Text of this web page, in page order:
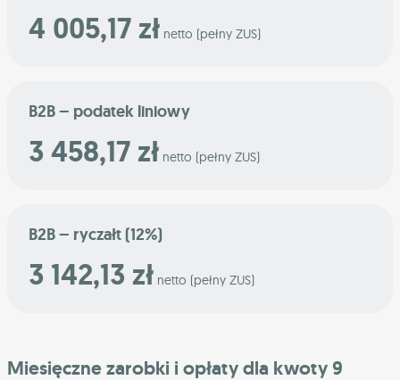
4 005,17 zł netto (pełny ZUS)
B2B – podatek liniowy
3 458,17 zł netto (pełny ZUS)
B2B – ryczałt (12%)
3 142,13 zł netto (pełny ZUS)
Miesięczne zarobki i opłaty dla kwoty 9